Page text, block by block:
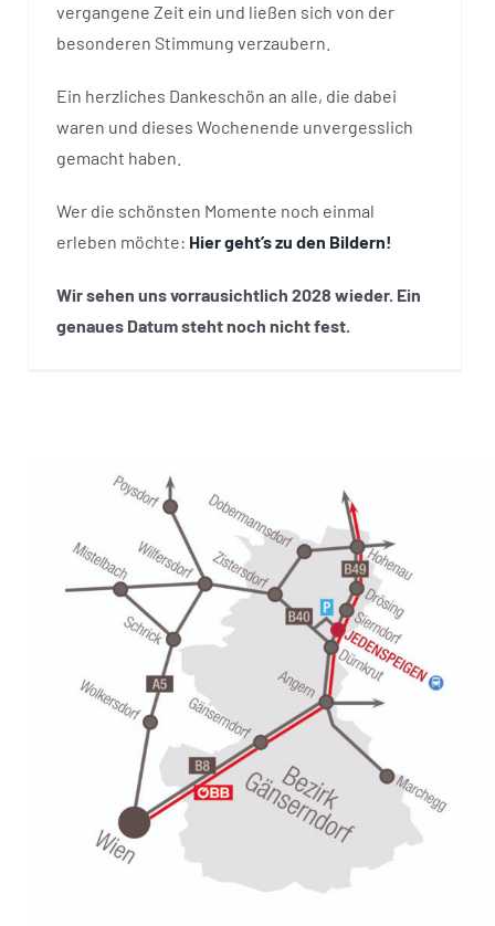
vergangene Zeit ein und ließen sich von der
besonderen Stimmung verzaubern.
Ein herzliches Dankeschön an alle, die dabei
waren und dieses Wochenende unvergesslich
gemacht haben.
Wer die schönsten Momente noch einmal
erleben möchte: Hier geht’s zu den Bildern!
Wir sehen uns vorrausichtlich 2028 wieder. Ein
genaues Datum steht noch nicht fest.